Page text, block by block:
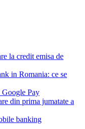
la credit emisa de
in Romania: ce se
Pay
din prima jumatate a
banking